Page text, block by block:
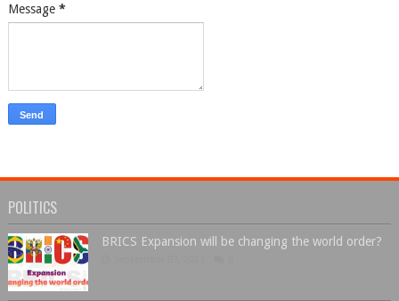
Message *
POLITICS
BRICS Expansion will be changing the world order?